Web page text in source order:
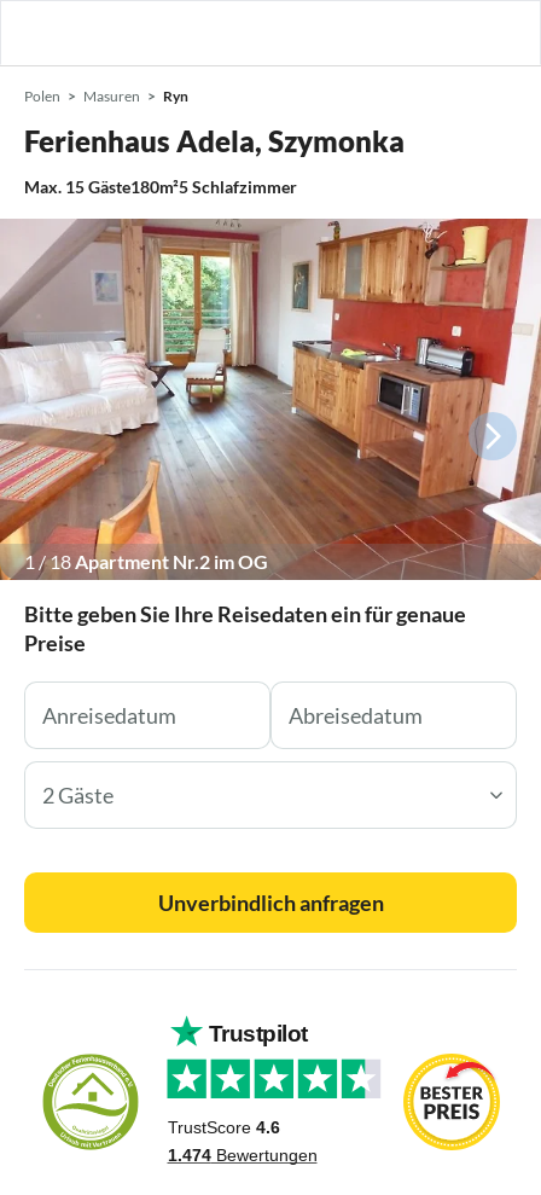
Polen Masuren Ryn
Ferienhaus Adela, Szymonka
Max. 15Gäste180m²5Schlafzimmer
1 /18 Apartment Nr.2 im OG
Bitte geben Sie Ihre Reisedaten ein für genaue
Preise
2 Gäste
Unverbindlich anfragen